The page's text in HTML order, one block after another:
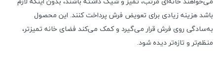
باشد هزینه زیادی برای تعویض فرش پرداخت کنند. این محصول
به‌سادگی روی فرش قرار می‌گیرد و کمک می‌کند فضای خانه تمیزتر،
منظم‌تر و تازه‌تر دیده شود.